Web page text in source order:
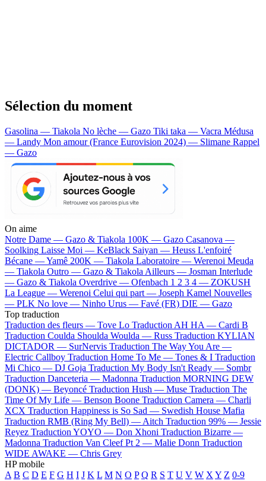
Sélection du moment
Gasolina — Tiakola No lèche — Gazo Tiki taka — Vacra Médusa
— Landy Mon amour (France Eurovision 2024) — Slimane Rappel
— Gazo
On aime
Notre Dame — Gazo & Tiakola 100K — Gazo Casanova —
Soolking Laisse Moi — KeBlack Saiyan — Heuss L'enfoiré
Bécane —Yamê 200K — Tiakola Laboratoire — Werenoi Meuda
— Tiakola Outro — Gazo & Tiakola Ailleurs — Josman Interlude
— Gazo & Tiakola Overdrive — Ofenbach 1 2 3 4 — ZOKUSH
La League — Werenoi Celui qui part — Joseph Kamel Nouvelles
— PLK No love — Ninho Urus — Favé (FR) DIE — Gazo
Top traduction
Traduction des fleurs — Tove Lo Traduction AH HA — Cardi B
Traduction Coulda Shoulda Woulda — Russ Traduction KYLIAN
DICTADOR — SurNervis Traduction The Way You Are —
Electric Callboy Traduction Home To Me — Tones & I Traduction
Mi Chico — DJ Goja Traduction My Body Isn't Ready — Sombr
Traduction Danceteria — Madonna Traduction MORNING DEW
(DONK) — Beyoncé Traduction Hush — Muse Traduction The
Time Of My Life — Benson Boone Traduction Camera — Charli
XCX Traduction Happiness is So Sad — Swedish House Mafia
Traduction RMB (Ring My Bell) — Aitch Traduction 99% — Jessie
Reyez Traduction YOYO — Don Xhoni Traduction Bizarre —
Madonna Traduction Van Cleef Pt 2 — Malie Donn Traduction
WIDE AWAKE — Chris Grey
HP mobile
A B C D E F G H I J K L M N O P Q R S T U V W X Y Z 0-9